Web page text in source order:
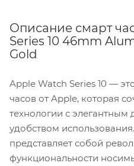
Описание смарт
Series 10 46mm
Gold
Apple Watch Series 10 —
часов от Apple, которая
технологии с
удобством
представляет собой
функциональности